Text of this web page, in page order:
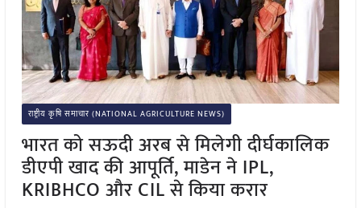
राष्ट्रीय कृषि समाचार (NATIONAL AGRICULTURE NEWS)
भारत को सऊदी अरब से मिलेगी दीर्घकालिक
डीएपी खाद की आपूर्ति, माडेन ने IPL,
KRIBHCO और CIL से किया करार